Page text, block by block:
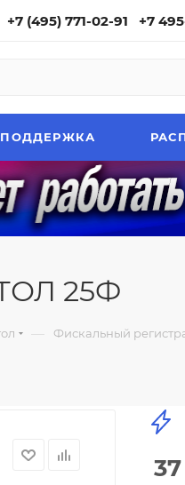
+7 (495) 771-02-91 +7
25Ф
— Фискальный